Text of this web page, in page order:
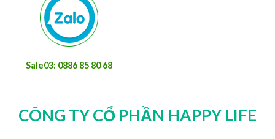
Sale03: 0886 85 80 68
CÔNG TY CỔ PHẦN HAPPY LIFE